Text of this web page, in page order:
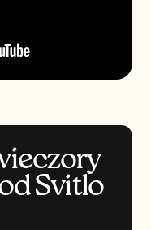
Svitlo